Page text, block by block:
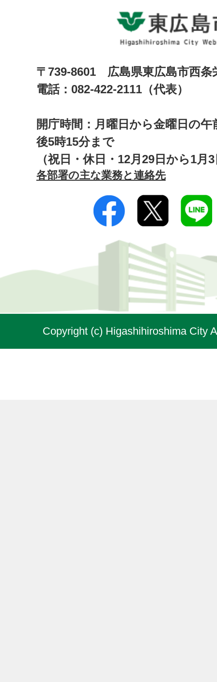
〒739-8601 広島県東広島市西
電話：082-422-2111（代表）
開庁時間：月曜日から金曜日の午
後5時15分まで
（祝日・休日・12月29日から1月
各部署の主な業務と連絡先
Copyright (c) Higashihiroshima City